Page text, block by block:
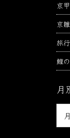
京
京雛
旅行
鯉
月